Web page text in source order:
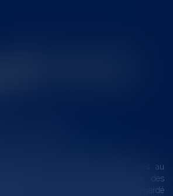
monuments historiques
des monuments historiques au
économique et touristique des
historique a longtemps été regardé